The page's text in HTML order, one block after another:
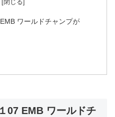
ワールドチャンプが
07 EMB ワールドチ